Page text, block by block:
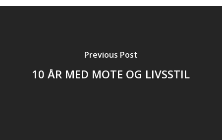
Previous Post
10 ÅR MED MOTE OG LIVSSTIL